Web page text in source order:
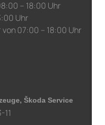
– 18:00 Uhr
Uhr
07:00 – 18:00 Uhr
Škoda Service